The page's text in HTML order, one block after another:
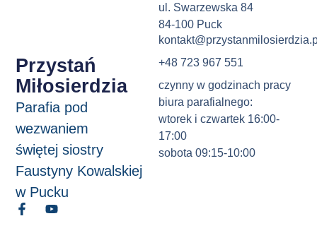
Przystań
Miłosierdzia
Parafia pod
wezwaniem
świętej siostry
Faustyny Kowalskiej
w Pucku
ul. Swarzewska 84
84-100 Puck
+48 723 967 551
czynny w godzinach pracy
biura parafialnego:
wtorek i czwartek 16:00-
17:00
sobota 09:15-10:00